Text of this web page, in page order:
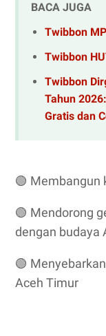
BACA JUGA
Twibbon
Twibbon
Twibbon
Tahun
Gratis dan
🟢 Membangun
🟢 Mendorong
dengan budaya
🟢
Aceh Timur